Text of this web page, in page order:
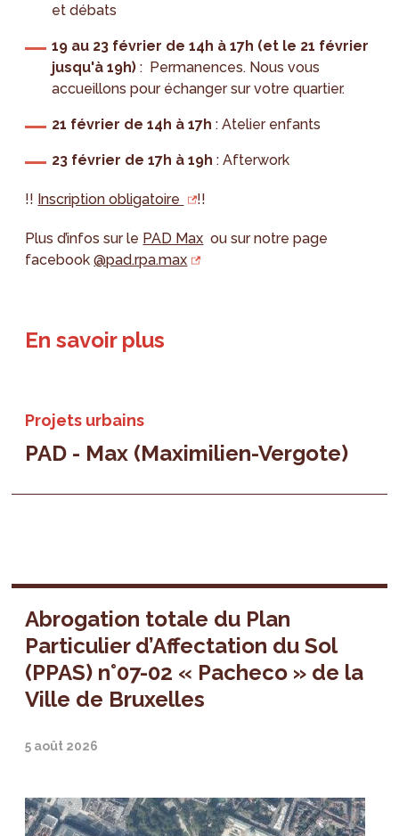
et débats
19 au 23 février de 14h à 17h (et le 21 février
jusqu'à 19h) : Permanences. Nous vous
accueillons pour échanger sur votre quartier.
21 février de 14h à 17h : Atelier enfants
23 février de 17h à 19h : Afterwork
!! Inscription obligatoire !!
Plus d’infos sur le PAD Max ou sur notre page
facebook@pad.rpa.max
En savoir plus
Projets urbains
PAD - Max (Maximilien-Vergote)
Abrogation totale du Plan
Particulier d’Affectation du Sol
(PPAS) n°07-02 « Pacheco » de la
Ville de Bruxelles
5 août 2026